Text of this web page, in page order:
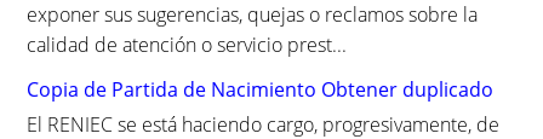
exponer sus sugerencias, quejas o reclamos sobre la
calidad de atención o servicio prest...
Copia de Partida de Nacimiento Obtener duplicado
El RENIEC se está haciendo cargo, progresivamente, de